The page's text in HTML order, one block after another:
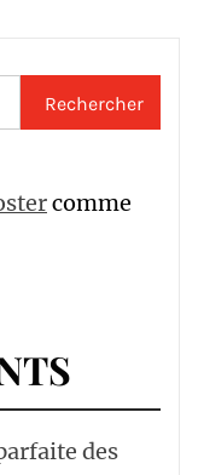
comme
des